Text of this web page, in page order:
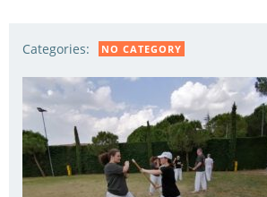
Categories: NO CATEGORY